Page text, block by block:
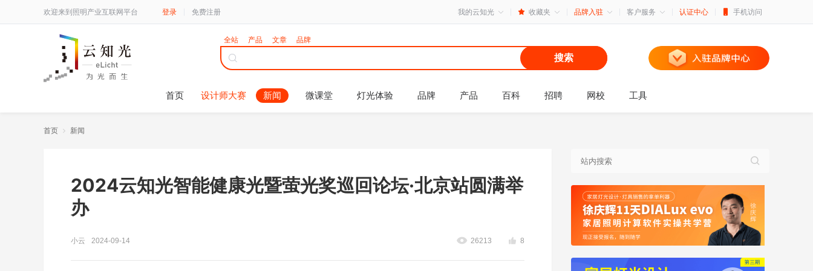
欢迎来到照明产业互联网平台 登录 免费注册 我的云知光 收藏夹 品牌入驻 客户服务 认证中心 手机访问
全站 产品 文章 品牌
搜索
首页 设计师大赛 新闻 微课堂 灯光体验 品牌 产品 百科 招聘 网校 工具
首页 新闻
2024云知光智能健康光暨萤光奖巡回论坛·北京站圆满举
办
小云 2024-09-14 26213 8